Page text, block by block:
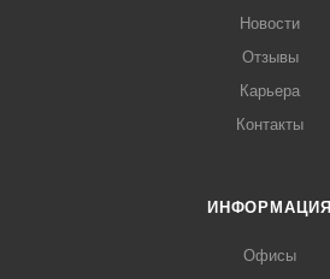
Новости
Отзывы
Карьера
Контакты
ИНФОРМАЦИЯ
Офисы